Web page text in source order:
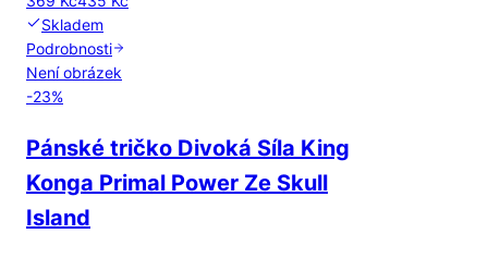
Skladem
Podrobnosti
Není obrázek
-23%
Pánské tričko Divoká Síla King
Konga Primal Power Ze Skull
Island